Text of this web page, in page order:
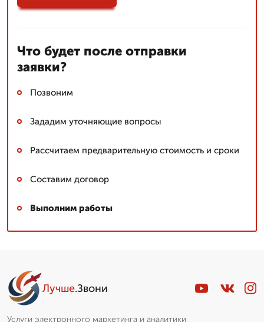
Что будет после отправки
заявки?
Позвоним
Зададим уточняющие вопросы
Рассчитаем предварительную стоимость и сроки
Составим договор
Выполним работы
Лучше.Звони
Услуги электронного маркетинга и аналитики